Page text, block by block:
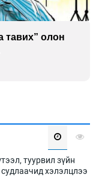
тавих” олон
туурвил зүйн
хэлэлцлээ